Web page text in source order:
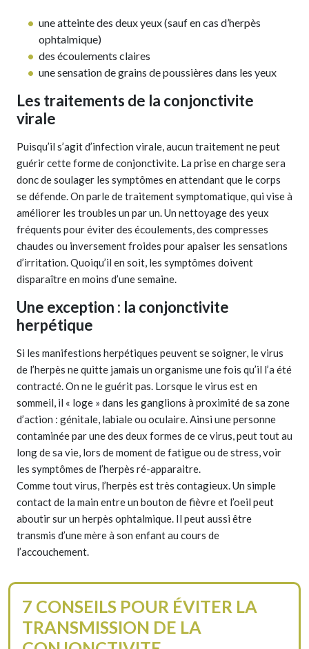
une atteinte des deux yeux (sauf en cas d’herpès
ophtalmique)
des écoulements claires
une sensation de grains de poussières dans les yeux
Les traitements de la conjonctivite
virale
Puisqu’il s’agit d’infection virale, aucun traitement ne peut
guérir cette forme de conjonctivite. La prise en charge sera
donc de soulager les symptômes en attendant que le corps
se défende. On parle de traitement symptomatique, qui vise à
améliorer les troubles un par un. Un nettoyage des yeux
fréquents pour éviter des écoulements, des compresses
chaudes ou inversement froides pour apaiser les sensations
d’irritation. Quoiqu’il en soit, les symptômes doivent
disparaître en moins d’une semaine.
Une exception : la conjonctivite
herpétique
Si les manifestions herpétiques peuvent se soigner, le virus
de l’herpès ne quitte jamais un organisme une fois qu’il l’a été
contracté. On ne le guérit pas. Lorsque le virus est en
sommeil, il « loge » dans les ganglions à proximité de sa zone
d’action : génitale, labiale ou oculaire. Ainsi une personne
contaminée par une des deux formes de ce virus, peut tout au
long de sa vie, lors de moment de fatigue ou de stress, voir
les symptômes de l’herpès ré-apparaitre.
Comme tout virus, l’herpès est très contagieux. Un simple
contact de la main entre un bouton de fièvre et l’oeil peut
aboutir sur un herpès ophtalmique. Il peut aussi être
transmis d’une mère à son enfant au cours de
l’accouchement.
7 CONSEILS POUR ÉVITER LA
TRANSMISSION DE LA